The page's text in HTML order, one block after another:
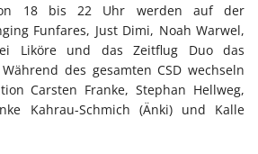
18 bis 22 Uhr werden auf der
Funfares, Just Dimi, Noah Warwel,
Liköre und das Zeitflug Duo das
des gesamten CSD wechseln
Carsten Franke, Stephan Hellweg,
Kahrau-Schmich (Änki) und Kalle